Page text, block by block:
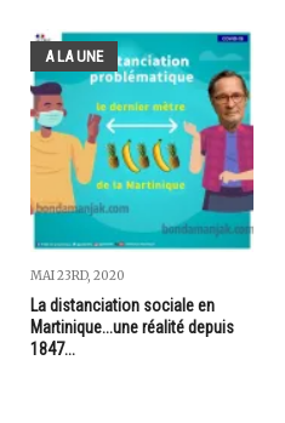
A LA UNE
MAI 23RD, 2020
La distanciation sociale en
Martinique...une réalité depuis
1847...